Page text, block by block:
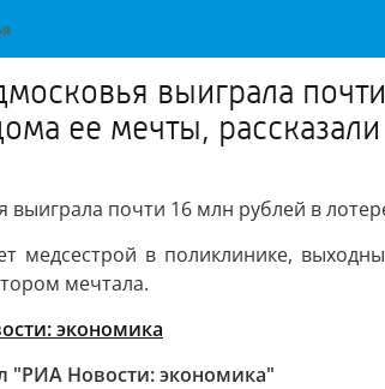
выиграла
ее мечты,
почти 16 млн рублей в
медсестрой в поликлинике,
мечтала.
экономика
"РИА Новости: экономика"